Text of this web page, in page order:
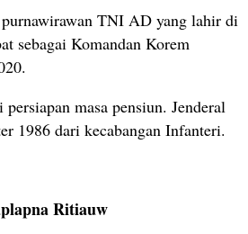
purnawirawan TNI AD yang lahir di
sebagai Komandan Korem
masa pensiun. Jenderal
1986 dari kecabangan Infanteri.
Ritiauw